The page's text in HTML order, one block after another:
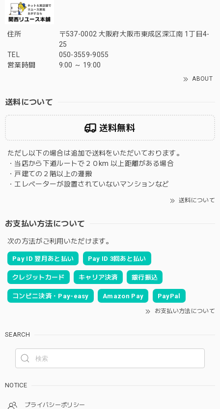
住所
〒537-0002 大阪府大阪市東成区深江南 1丁目4-
25
TEL
050-3559-9055
営業時間
9:00 ～ 19:00
ABOUT
送料について
送料無料
ただし以下の場合は追加で送料をいただいております。
・当店から下道ルートで２０km 以上距離がある場合
・戸建ての２階以上の運搬
・エレベーターが設置されていないマンションなど
送料について
お支払い方法について
次の方法がご利用いただけます。
Pay ID 翌月あと払い Pay ID 3回あと払い
クレジットカード キャリア決済 銀行振込
コンビニ決済・Pay-easy Amazon Pay PayPal
お支払い方法について
SEARCH
NOTICE
プライバシーポリシー